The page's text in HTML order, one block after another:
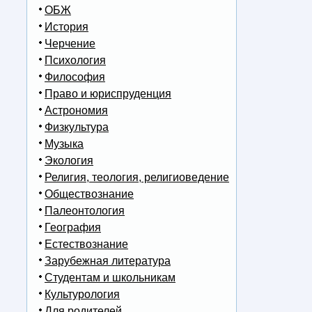
ОБЖ
История
Черчение
Психология
Философия
Право и юриспруденция
Астрономия
Физкультура
Музыка
Экология
Религия, теология, религиоведение
Обществознание
Палеонтология
География
Естествознание
Зарубежная литература
Студентам и школьникам
Культурология